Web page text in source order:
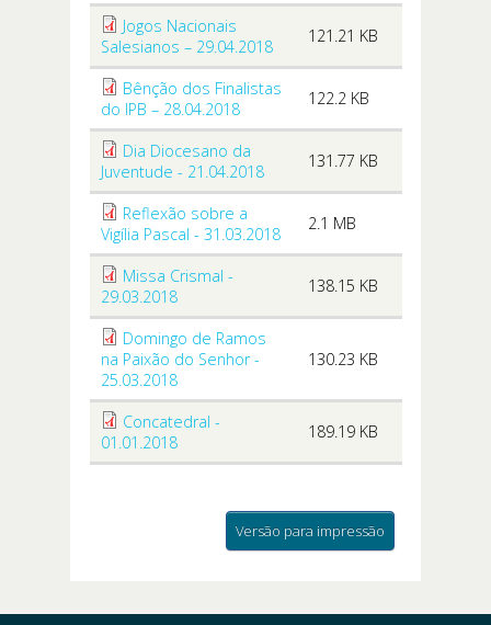
Jogos Nacionais
Salesianos – 29.04.2018
121.21 KB
Bênção dos Finalistas
do IPB – 28.04.2018
122.2 KB
Dia Diocesano da
Juventude - 21.04.2018
131.77 KB
Reflexão sobre a
Vigília Pascal - 31.03.2018
2.1 MB
Missa Crismal -
29.03.2018
138.15 KB
Domingo de Ramos
na Paixão do Senhor -
25.03.2018
130.23 KB
Concatedral -
01.01.2018
189.19 KB
Versão para impressão